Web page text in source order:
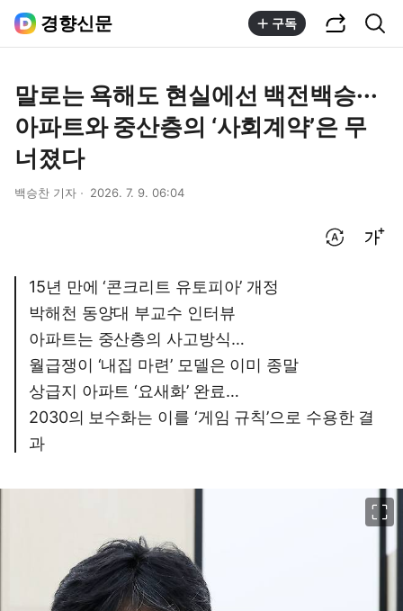
경향신문 구독
말로는 욕해도 현실에선 백전백승···
아파트와 중산층의 ‘사회계약’은 무
너졌다
백승찬 기자 2026. 7. 9. 06:04
15년 만에 ‘콘크리트 유토피아’ 개정
박해천 동양대 부교수 인터뷰
아파트는 중산층의 사고방식…
월급쟁이 ‘내집 마련’ 모델은 이미 종말
상급지 아파트 ‘요새화’ 완료…
2030의 보수화는 이를 ‘게임 규칙’으로 수용한 결
과